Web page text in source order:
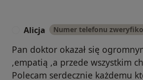
Alicja Numer telefonu
Pan doktor okazał się
,empatią ,a przede wszystkim
Polecam serdecznie każdemu